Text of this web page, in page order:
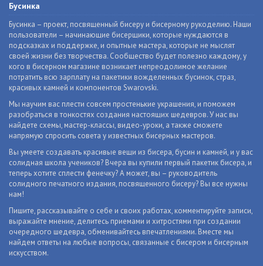
Бусинка
Бусинка – проект, посвященный бисеру и бисерному рукоделию. Наши
пользователи – начинающие бисерщики, которые нуждаются в
подсказках и поддержке, и опытные мастера, которые не мыслят
своей жизни без творчества. Сообщество будет полезно каждому, у
кого в бисерном магазине возникает непреодолимое желание
потратить всю зарплату на пакетики вожделенных бусинок, страз,
красивых камней и компонентов Swarovski.
Мы научим вас плести совсем простенькие украшения, и поможем
разобраться в тонкостях создания настоящих шедевров. У нас вы
найдете схемы, мастер-классы, видео-уроки, а также сможете
напрямую спросить совета у известных бисерных мастеров.
Вы умеете создавать красивые вещи из бисера, бусин и камней, и у вас
солидная школа учеников? Вчера вы купили первый пакетик бисера, и
теперь хотите сплести фенечку? А может, вы – руководитель
солидного печатного издания, посвященного бисеру? Вы все нужны
нам!
Пишите, рассказывайте о себе и своих работах, комментируйте записи,
выражайте мнение, делитесь приемами и хитростями при создании
очередного шедевра, обменивайтесь впечатлениями. Вместе мы
найдем ответы на любые вопросы, связанные с бисером и бисерным
искусством.